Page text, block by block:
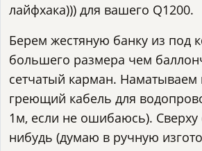
лайфхака))) для вашего Q1200.
Берем жестяную банку из под
большего размера чем
сетчатый карман. Наматываем
греющий кабель для
1м, если не ошибаюсь). Сверху
нибудь (думаю в ручную